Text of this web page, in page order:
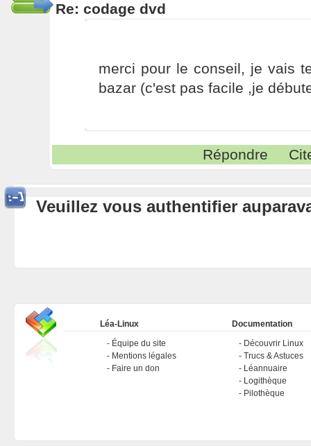
Re: codage dvd
merci pour le conseil, je vais
bazar (c'est pas facile ,je
Répondre
Veuillez vous authentifier
Léa-Linux
Équipe du site
Mentions légales
Faire un don
Documentation
Découvrir Linux
Trucs & Astuces
Léannuaire
Logithèque
Pilothèque